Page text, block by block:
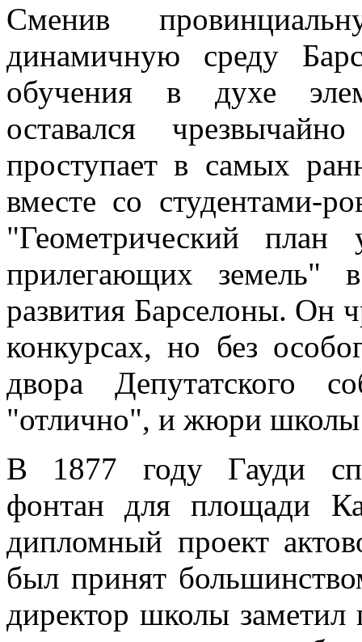
Сменив
динамичную среду
обучения в духе
оставался
проступает в самых
вместе со студентами-
"Геометрический план
прилегающих земель"
развития Барселоны. Он
конкурсах, но без
двора Депутатского
"отлично", и жюри школы
В 1877 году Гауди
фонтан для площади
дипломный проект
был принят
директор школы заметил